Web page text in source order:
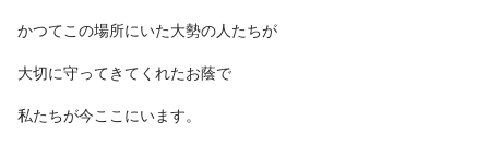
かつてこの場所にいた大勢の人たちが
大切に守ってきてくれたお蔭で
私たちが今ここにいます。